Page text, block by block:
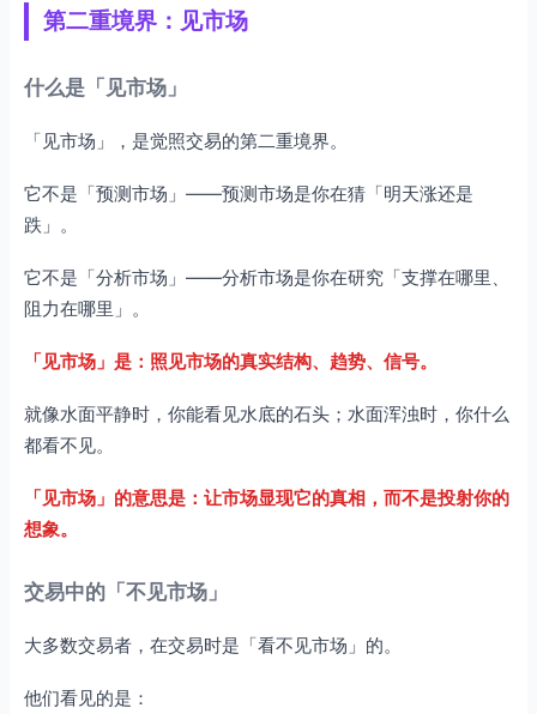
第二重境界：见市场
什么是「见市场」
「见市场」，是觉照交易的第二重境界。
它不是「预测市场」——预测市场是你在猜「明天涨还是
跌」。
它不是「分析市场」——分析市场是你在研究「支撑在哪里、
阻力在哪里」。
「见市场」是：照见市场的真实结构、趋势、信号。
就像水面平静时，你能看见水底的石头；水面浑浊时，你什么
都看不见。
「见市场」的意思是：让市场显现它的真相，而不是投射你的
想象。
交易中的「不见市场」
大多数交易者，在交易时是「看不见市场」的。
他们看见的是：